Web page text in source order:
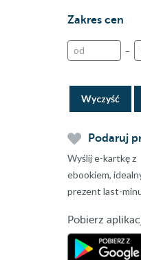
Zakres cen
–
Wyczyść
Podaruj
Wyślij e-kartkę z
ebookiem,
prezent last-
Pobierz